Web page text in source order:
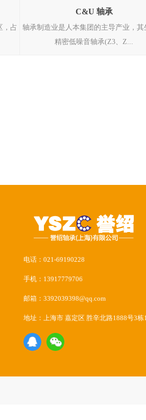
，占
C&U 轴承
轴承制造业是人本集团的主导产业，其
精密低噪音轴承(Z3、Z...
电话：021-69190228
手机：13917779706
邮箱：3392039398@qq.com
地址：上海市 嘉定区 胜辛北路1888号3栋